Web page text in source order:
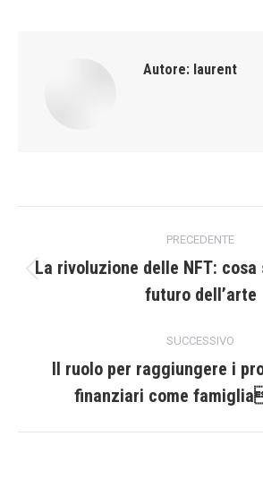
Autore: laurent
tra
PRECEDENTE
precedente:
La rivoluzione delle NFT:
futuro dell’arte
SUCCESSIVO
Prossimo
post:
Il ruolo per raggiungere i
finanziari come